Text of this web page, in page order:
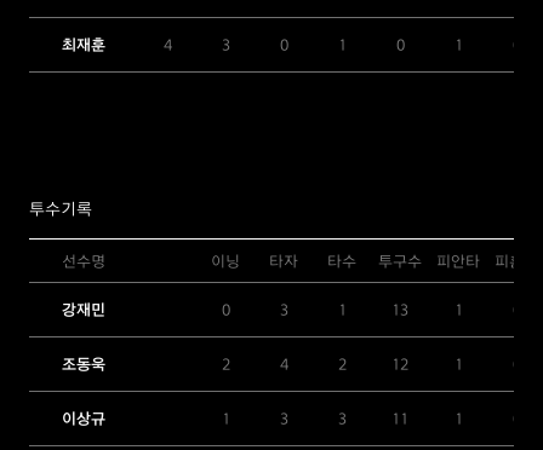
최재훈 4 3 0 1 0 1 0
투수기록
선수명 이닝 타자 타수 투구수 피안타 피홈런
강재민 0 3 1 13 1 0
조동욱 2 4 2 12 1 0
이상규 1 3 3 11 1 0